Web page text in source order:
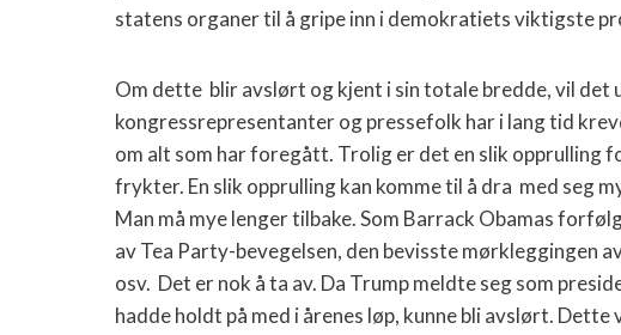
statens organer til å gripe inn i demokratiets viktigste
Om dette blir avslørt og kjent i sin totale bredde, vil det
kongressrepresentanter og pressefolk har i lang tid
om alt som har foregått. Trolig er det en slik opprulling
frykter. En slik opprulling kan komme til å dra med seg
Man må mye lenger tilbake. Som Barrack Obamas
av Tea Party-bevegelsen, den bevisste mørkleggingen
osv. Det er nok å ta av. Da Trump meldte seg som
hadde holdt på med i årenes løp, kunne bli avslørt.